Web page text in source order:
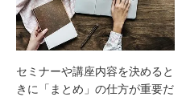
セミナーや講座内容を決めると
きに「まとめ」の仕方が重要だ